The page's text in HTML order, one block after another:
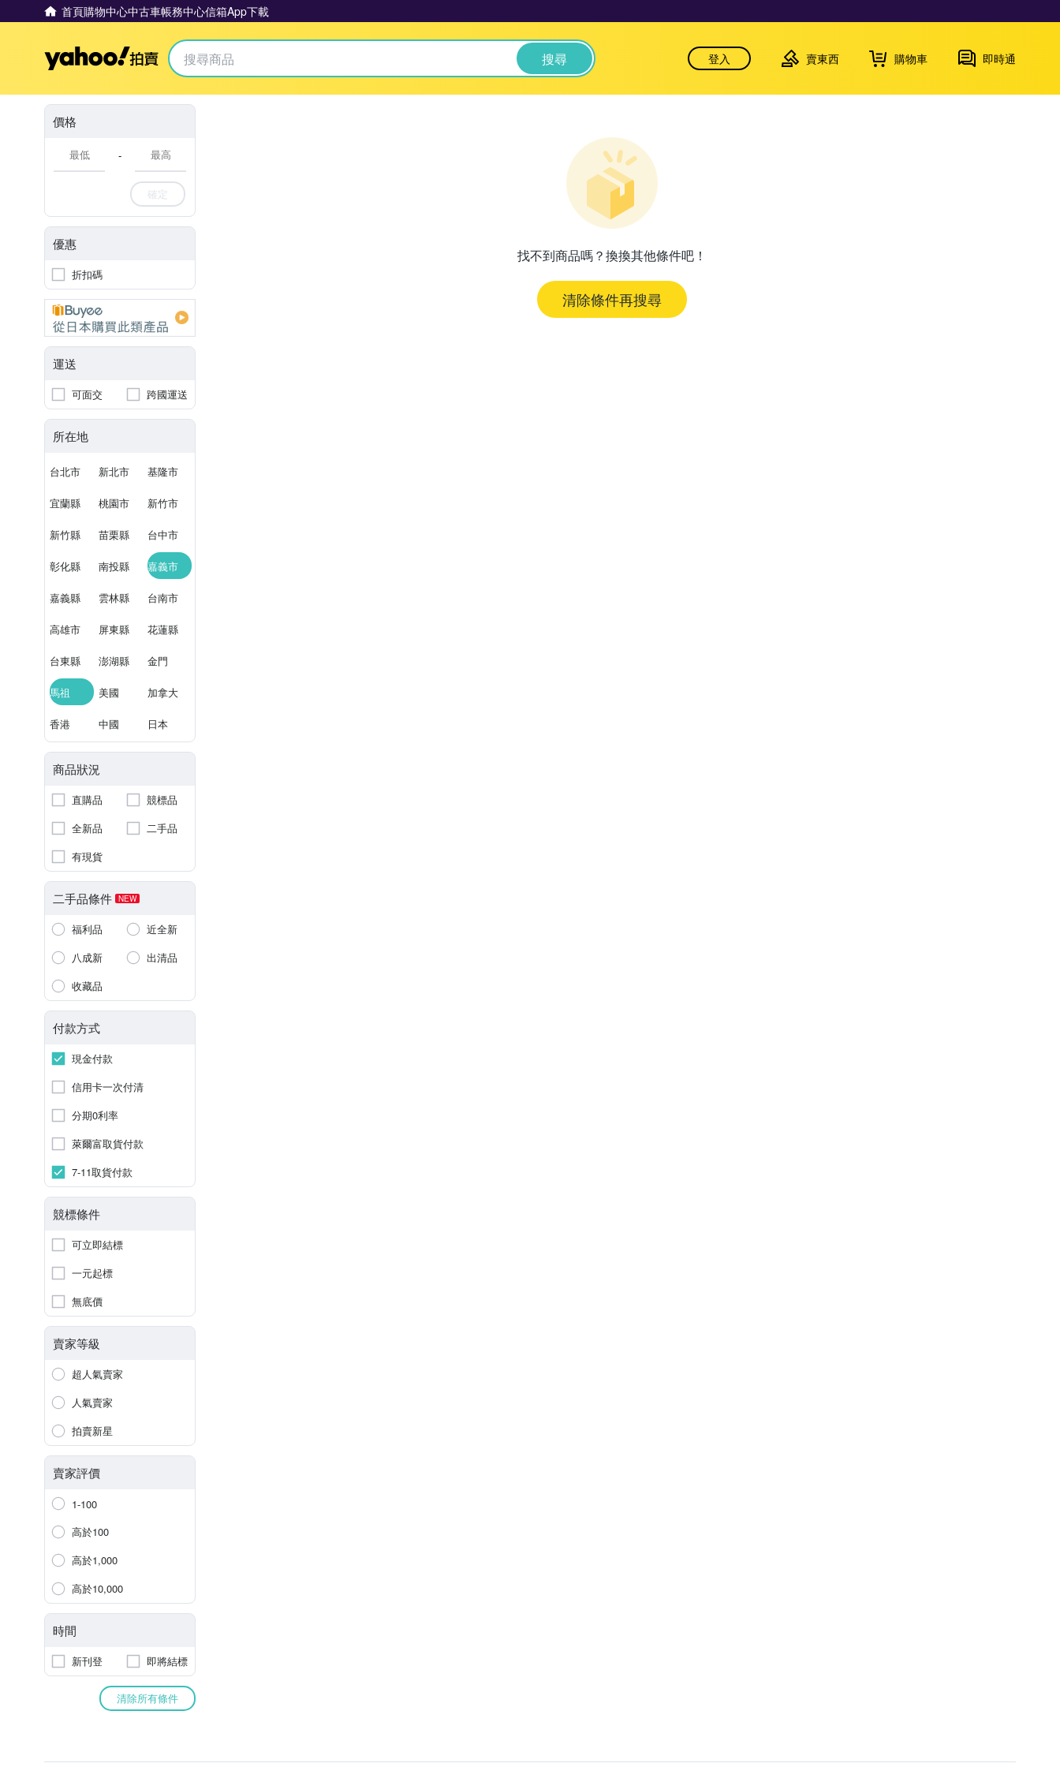
首頁購物中心中古車帳務中心信箱App下載
Yahoo拍賣 搜尋 登入 賣東西 購物車 即時通
價格
-
確定
優惠
折扣碼
運送
可面交 跨國運送
所在地
台北市 新北市 基隆市
宜蘭縣 桃園市 新竹市
新竹縣 苗栗縣 台中市
彰化縣 南投縣 嘉義市
嘉義縣 雲林縣 台南市
高雄市 屏東縣 花蓮縣
台東縣 澎湖縣 金門
馬祖 美國 加拿大
香港 中國 日本
商品狀況
直購品
競標品
全新品
二手品
有現貨
二手品條件 NEW
福利品
近全新
八成新
出清品
收藏品
付款方式
現金付款
信用卡一次付清
分期0利率
萊爾富取貨付款
7-11取貨付款
競標條件
可立即結標
一元起標
無底價
賣家等級
超人氣賣家
人氣賣家
拍賣新星
賣家評價
1-100
高於100
高於1,000
高於10,000
時間
新刊登 即將結標
清除所有條件
找不到商品嗎？換換其他條件吧！
清除條件再搜尋